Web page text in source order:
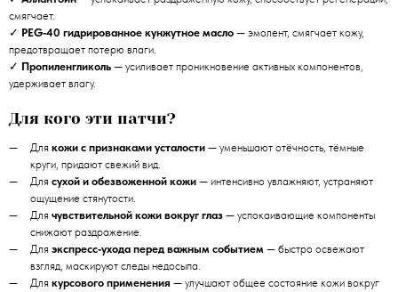
смягчает.
✓ PEG‑40 гидрированное кунжутное масло — эмолент, смягчает кожу,
предотвращает потерю влаги.
✓ Пропиленгликоль — усиливает проникновение активных компонентов,
удерживает влагу.
Для кого эти патчи?
Для кожи с признаками усталости — уменьшают отёчность, тёмные
круги, придают свежий вид.
Для сухой и обезвоженной кожи — интенсивно увлажняют, устраняют
ощущение стянутости.
Для чувствительной кожи вокруг глаз — успокаивающие компоненты
снижают раздражение.
Для экспресс‑ухода перед важным событием — быстро освежают
взгляд, маскируют следы недосыпа.
Для курсового применения — улучшают общее состояние кожи вокруг